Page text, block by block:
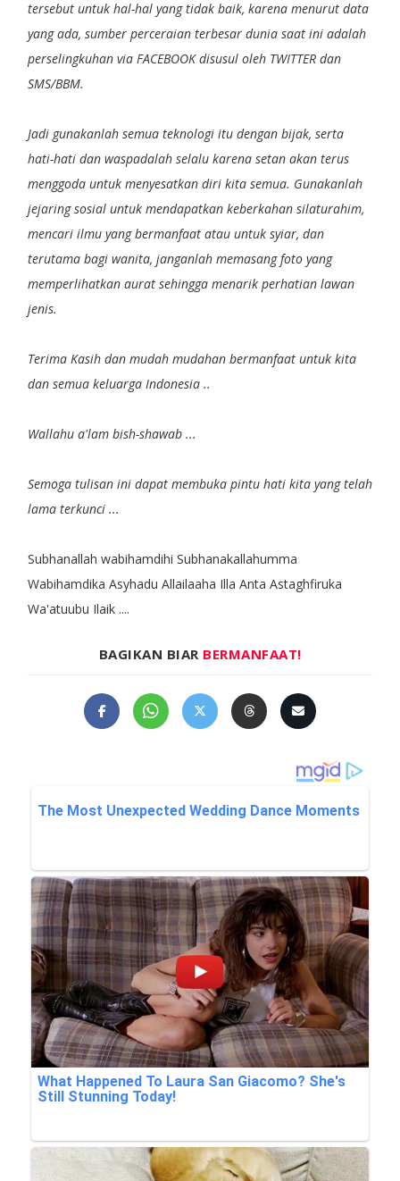
tersebut untuk hal-hal yang tidak baik, karena menurut data
yang ada, sumber perceraian terbesar dunia saat ini adalah
perselingkuhan via FACEBOOK disusul oleh TWITTER dan
SMS/BBM.
Jadi gunakanlah semua teknologi itu dengan bijak, serta
hati-hati dan waspadalah selalu karena setan akan terus
menggoda untuk menyesatkan diri kita semua. Gunakanlah
jejaring sosial untuk mendapatkan keberkahan silaturahim,
mencari ilmu yang bermanfaat atau untuk syiar, dan
terutama bagi wanita, janganlah memasang foto yang
memperlihatkan aurat sehingga menarik perhatian lawan
jenis.
Terima Kasih dan mudah mudahan bermanfaat untuk kita
dan semua keluarga Indonesia ..
Wallahu a'lam bish-shawab ...
Semoga tulisan ini dapat membuka pintu hati kita yang telah
lama terkunci ...
Subhanallah wabihamdihi Subhanakallahumma
Wabihamdika Asyhadu Allailaaha Illa Anta Astaghfiruka
Wa'atuubu Ilaik ....
BAGIKAN BIAR BERMANFAAT!